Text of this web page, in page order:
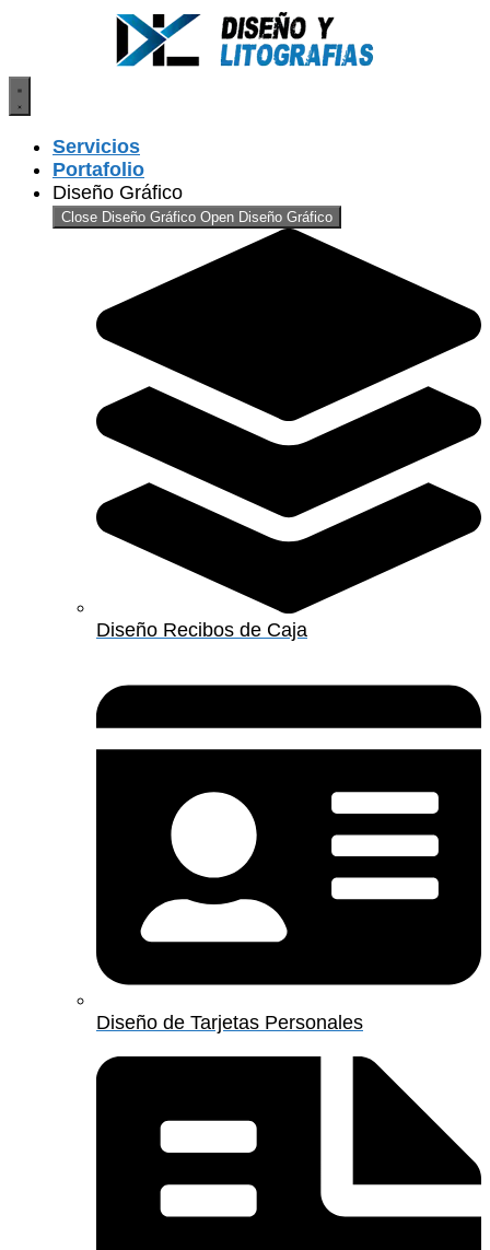
Servicios
Portafolio
Diseño Gráfico
Close Diseño Gráfico Open Diseño Gráfico
Diseño Recibos de Caja
Diseño de Tarjetas Personales